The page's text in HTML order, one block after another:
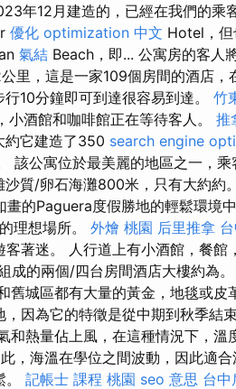
年12月建造的，已經在我們的乘
優化 optimization 中文 Hotel，但
氣結 Beach，即... 公寓房的客人
里，這是一家109個房間的酒店，
行10分鐘即可到達很容易到達。 竹
小酒館和咖啡館正在等待客人。 推
約它建造了350 search engine
該公寓位於最美麗的地區之一，
沙質/卵石海灘800米，只有大約約。
的Paguera度假勝地的輕鬆環境
理想場所。 外燴 桃園 后里推拿
客著迷。 人行道上有小酒館，餐
成的兩個/四台房間酒店大樓約為
舊城區都有大量的黃金，地毯或皮
因為它的特徵是從中期到秋季結
和熱量佔上風，在這種情況下，溫
，海溫在學位之間波動，因此適
記帳士 課程 桃園 seo 意思 台中